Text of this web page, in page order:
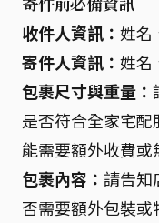
收件人資訊： 姓名
寄件人資訊： 姓名
包裹尺寸與重量：
是否符合全家宅
能需要額外收費或
包裹內容： 請告知
否需要額外包裝或